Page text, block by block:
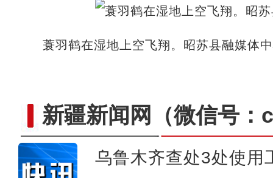
蓑羽鹤在湿地上空飞翔。昭苏县融媒体
新疆新闻网 （微信号
乌鲁木齐查处3处使用